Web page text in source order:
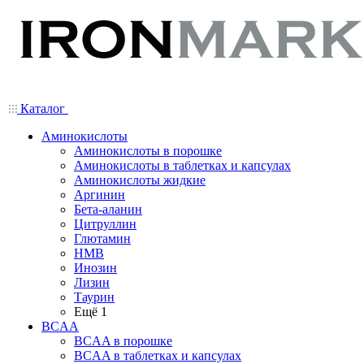
Каталог
Аминокислоты
Аминокислоты в порошке
Аминокислоты в таблетках и капсулах
Аминокислоты жидкие
Аргинин
Бета-аланин
Цитруллин
Глютамин
HMB
Инозин
Лизин
Таурин
Ещё 1
BCAA
BCAA в порошке
BCAA в таблетках и капсулах